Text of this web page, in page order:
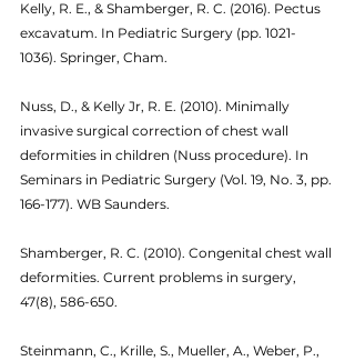
Kelly, R. E., & Shamberger, R. C. (2016). Pectus
excavatum. In Pediatric Surgery (pp. 1021-
1036). Springer, Cham.
Nuss, D., & Kelly Jr, R. E. (2010). Minimally
invasive surgical correction of chest wall
deformities in children (Nuss procedure). In
Seminars in Pediatric Surgery (Vol. 19, No. 3, pp.
166-177). WB Saunders.
Shamberger, R. C. (2010). Congenital chest wall
deformities. Current problems in surgery,
47(8), 586-650.
Steinmann, C., Krille, S., Mueller, A., Weber, P.,